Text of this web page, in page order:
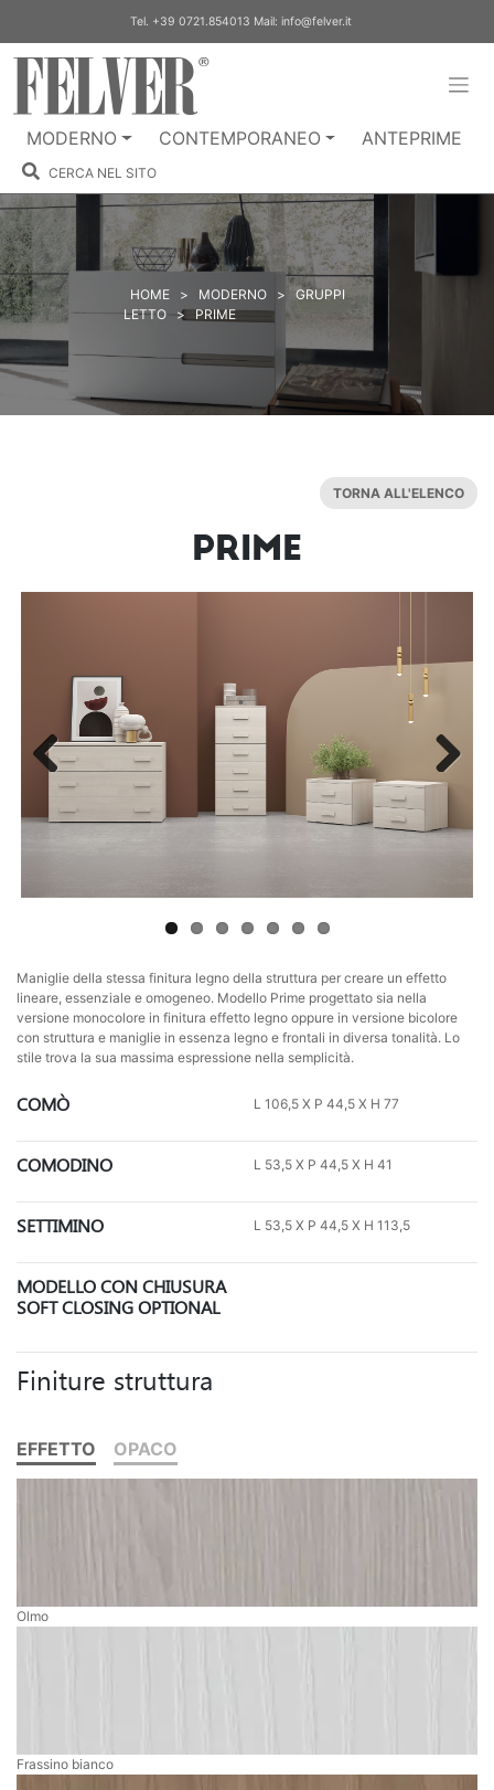
content
Tel. +39 0721.854013 Mail:info@felver.it
MODERNO CONTEMPORANEO ANTEPRIME
CERCA NEL SITO
HOME > MODERNO >
GRUPPI
LETTO
> PRIME
TORNA ALL'ELENCO
PRIME
Maniglie della stessa finitura legno della struttura per creare un effetto
lineare, essenziale e omogeneo. Modello Prime progettato sia nella
versione monocolore in finitura effetto legno oppure in versione bicolore
con struttura e maniglie in essenza legno e frontali in diversa tonalità. Lo
stile trova la sua massima espressione nella semplicità.
COMÒ L 106,5 X P 44,5 X H 77
COMODINO L 53,5 X P 44,5 X H 41
SETTIMINO L 53,5 X P 44,5 X H 113,5
MODELLO CON CHIUSURA
SOFT CLOSING OPTIONAL
Finiture struttura
EFFETTO OPACO
Olmo
Frassino bianco